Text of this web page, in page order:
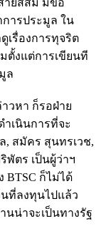
การประมูล ใน
เรื่องการทุจริต
ตั้งแต่การเขียนที
ล
วหา ก็รอฝ่าย
ำเนินการที่จะ
, สมัคร สุนทรเวช,
ตร เป็นผู้ว่าฯ
BTSC ก็ไม่ได้
นที่ลงทุนไปแล้ว
นน่าจะเป็นทางรัฐ